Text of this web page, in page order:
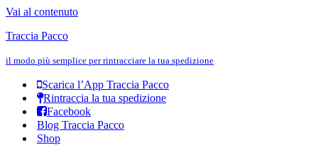
Vai al contenuto
Traccia Pacco
il modo più semplice per rintracciare la tua spedizione
Scarica l’App Traccia Pacco
Rintraccia la tua spedizione
Facebook
Blog Traccia Pacco
Shop